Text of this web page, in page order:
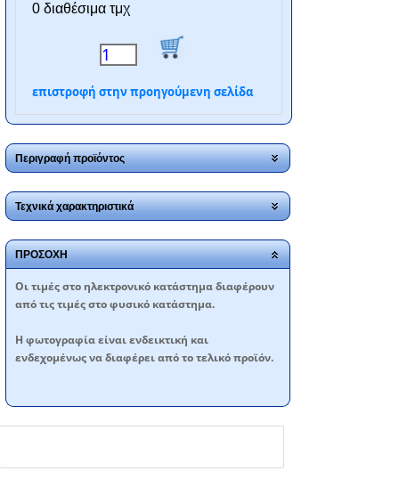
0 διαθέσιμα τμχ
επιστροφή στην προηγούμενη σελίδα
Περιγραφή προϊόντος
Τεχνικά χαρακτηριστικά
ΠΡΟΣΟΧΗ
Oι τιμές στο ηλεκτρονικό κατάστημα διαφέρουν
από τις τιμές στο φυσικό κατάστημα.
Η φωτογραφία είναι ενδεικτική και
ενδεχομένως να διαφέρει από το τελικό προϊόν.